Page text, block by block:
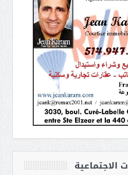
الاجتماعية